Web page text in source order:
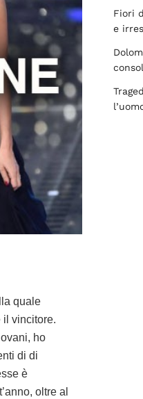
quale
il vincitore.
ho
di di
è
oltre al
Fiori
e